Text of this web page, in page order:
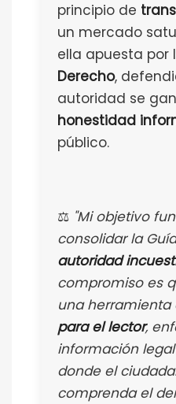
principio de
un mercado
ella apuesta por
Derecho,
autoridad se
honestidad
público.
⚖️ "Mi objetivo
consolidar la
autoridad
compromiso es
una herramienta
para el lector,
información
donde el
comprenda el